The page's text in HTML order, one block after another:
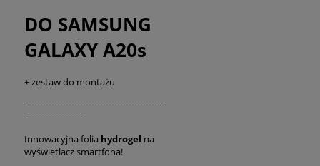
DO SAMSUNG
GALAXY A20s
+ zestaw do montażu
-------------------------------------------------
---------------------
Innowacyjna folia hydrogel na
wyświetlacz smartfona!